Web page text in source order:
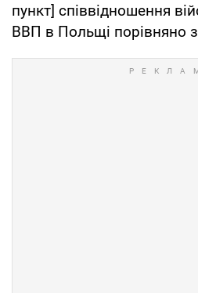
пункт] співвідношення
ВВП в Польщі порівняно